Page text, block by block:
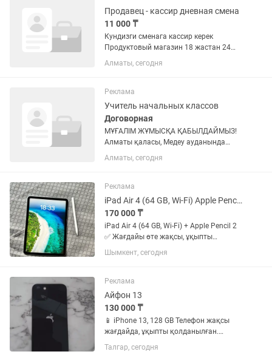
Продавец - кассир дневная смена
11 000 ₸
Кундизги сменага кассир керек
Продуктовый магазин 18 жастан 24
жаска дейын Сагат 9 00 до 22 00 2/2
Касса и залды бирге алып журу керек
бар ЗП 2 апта сайын...
Алматы, сегодня
Реклама
Учитель начальных классов
Договорная
МҰҒАЛІМ ЖҰМЫСҚА ҚАБЫЛДАЙМЫЗ!
Алматы қаласы, Медеу ауданында
мектепке мұғалім қажет. 💰 Жалақы:
келісіммен 🗓 Жұмыс кестесі: 5/2
бар; ✔️ Нәтижеге бағытталып...
Алматы, сегодня
Реклама
iPad Air 4 (64 GB, Wi-Fi) Apple Pencil 2
170 000 ₸
iPad Air 4 (64 GB, Wi-Fi) + Apple Pencil 2
✅ Жағдайы өте жақсы, ұқыпты
қолданылған. ✅ Барлық функциялары
толық жұмыс істейді (Touch ID, камера,
жөндеу көрмеген. ✅ Apple...
Шымкент, сегодня
Реклама
Айфон 13
130 000 ₸
📱 iPhone 13, 128 GB Телефон жақсы
жағдайда, ұқыпты қолданылған.
Барлық функциясы толық жұмыс
істейді, Face ID істейді. Батарея
Талгар, сегодня